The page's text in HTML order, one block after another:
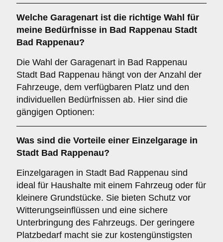
Welche Garagenart ist die richtige Wahl für
meine Bedürfnisse in Bad Rappenau Stadt
Bad Rappenau?
Die Wahl der Garagenart in Bad Rappenau
Stadt Bad Rappenau hängt von der Anzahl der
Fahrzeuge, dem verfügbaren Platz und den
individuellen Bedürfnissen ab. Hier sind die
gängigen Optionen:
Was sind die Vorteile einer Einzelgarage in
Stadt Bad Rappenau?
Einzelgaragen in Stadt Bad Rappenau sind
ideal für Haushalte mit einem Fahrzeug oder für
kleinere Grundstücke. Sie bieten Schutz vor
Witterungseinflüssen und eine sichere
Unterbringung des Fahrzeugs. Der geringere
Platzbedarf macht sie zur kostengünstigsten